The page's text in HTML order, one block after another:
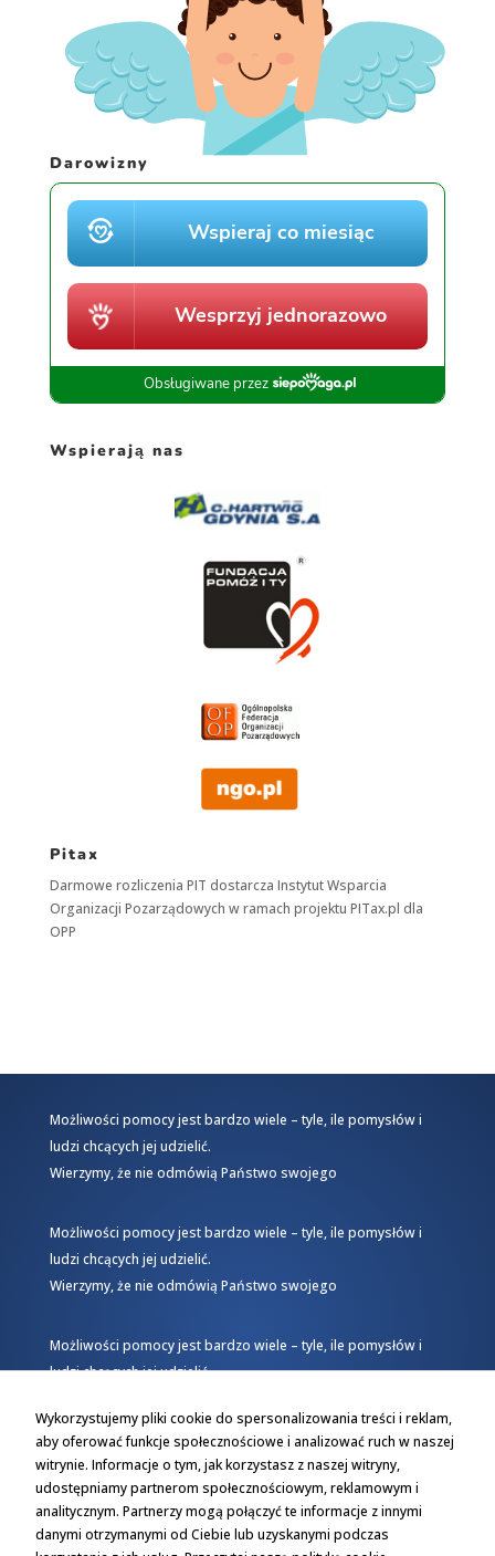
Darowizny
Wspierają nas
Pitax
Darmowe rozliczenia PIT dostarcza Instytut Wsparcia
Organizacji Pozarządowych w ramach projektu PITax.pl dla
OPP
Możliwości pomocy jest bardzo wiele – tyle, ile pomysłów i
ludzi chcących jej udzielić.
Wierzymy, że nie odmówią Państwo swojego
Możliwości pomocy jest bardzo wiele – tyle, ile pomysłów i
ludzi chcących jej udzielić.
Wierzymy, że nie odmówią Państwo swojego
Możliwości pomocy jest bardzo wiele – tyle, ile pomysłów i
ludzi chcących jej udzielić.
Wykorzystujemy pliki cookie do spersonalizowania treści i reklam,
aby oferować funkcje społecznościowe i analizować ruch w naszej
witrynie. Informacje o tym, jak korzystasz z naszej witryny,
udostępniamy partnerom społecznościowym, reklamowym i
analitycznym. Partnerzy mogą połączyć te informacje z innymi
danymi otrzymanymi od Ciebie lub uzyskanymi podczas